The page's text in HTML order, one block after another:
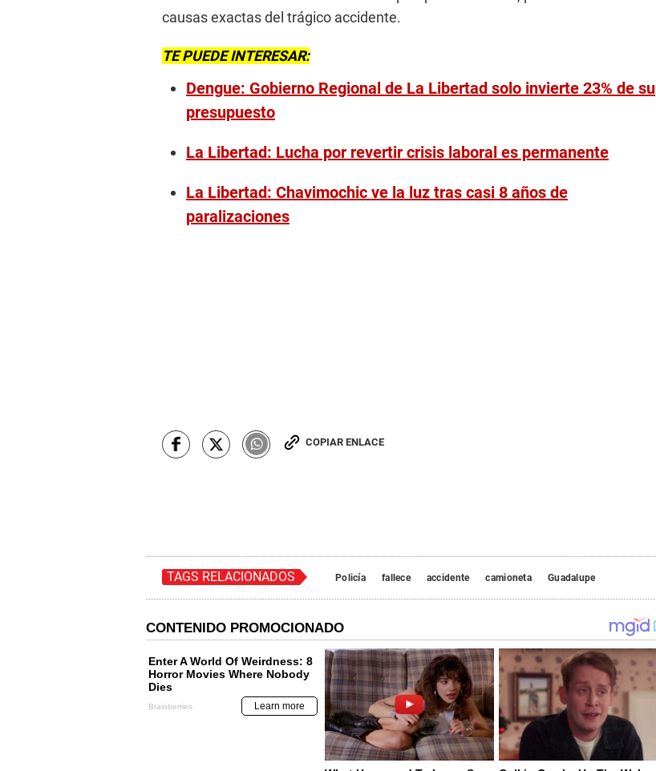
causas exactas del trágico accidente.
TE PUEDE INTERESAR:
Dengue: Gobierno Regional de La Libertad solo invierte 23% de su
presupuesto
La Libertad: Lucha por revertir crisis laboral es permanente
La Libertad: Chavimochic ve la luz tras casi 8 años de
paralizaciones
COPIAR ENLACE
TAGS RELACIONADOS Policía fallece accidente camioneta Guadalupe